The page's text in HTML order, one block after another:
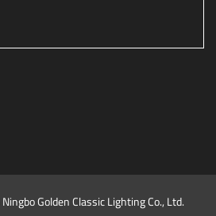
Golden Classic Lighting Co., Ltd.